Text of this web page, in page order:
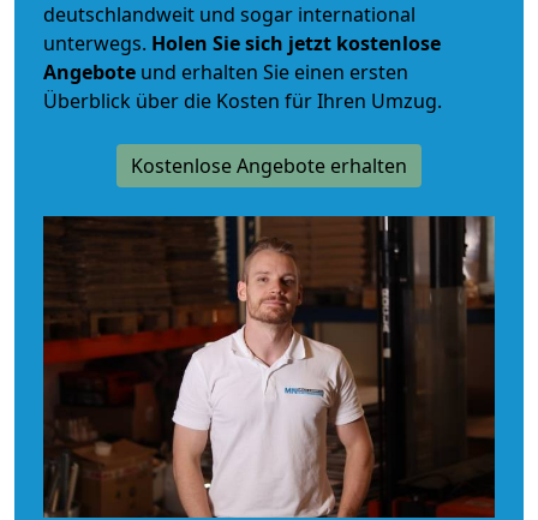
deutschlandweit und sogar international
unterwegs. Holen Sie sich jetzt kostenlose
Angebote und erhalten Sie einen ersten
Überblick über die Kosten für Ihren Umzug.
Kostenlose Angebote erhalten